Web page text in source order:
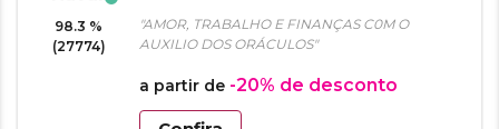
98.3 %
(27774)
"AMOR, TRABALHO E FINANÇAS C0M O
AUXILIO DOS ORÁCULOS"
a partir de -20% de desconto